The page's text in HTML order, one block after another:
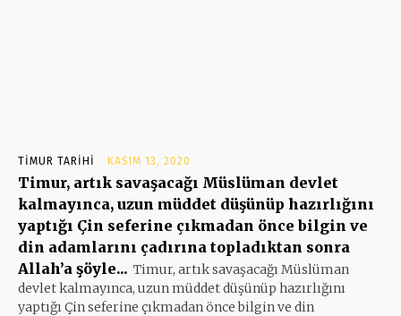
TIMUR TARIHI KASIM 13, 2020
Timur, artık savaşacağı Müslüman devlet
kalmayınca, uzun müddet düşünüp hazırlığını
yaptığı Çin seferine çıkmadan önce bilgin ve
din adamlarını çadırına topladıktan sonra
Allah’a şöyle... Timur, artık savaşacağı Müslüman
devlet kalmayınca, uzun müddet düşünüp hazırlığını
yaptığı Çin seferine çıkmadan önce bilgin ve din